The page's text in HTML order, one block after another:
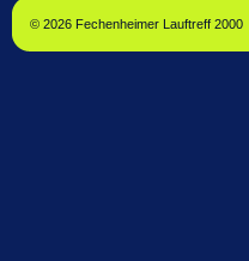
© 2026 Fechenheimer Lauftreff